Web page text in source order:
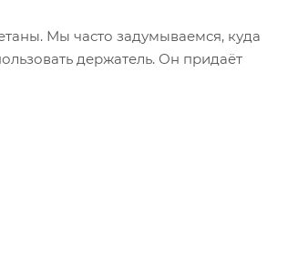
Мы часто задумываемся, куда
держатель. Он придаёт